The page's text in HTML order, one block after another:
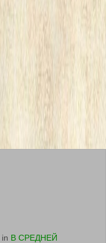
in В СРЕДНЕЙ